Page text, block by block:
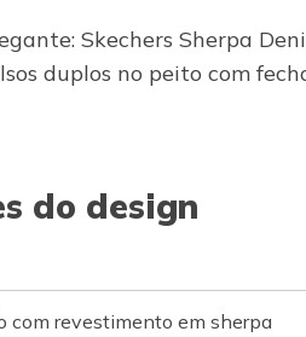
Skechers Sherpa
duplos no peito com
do design
com revestimento em sherpa